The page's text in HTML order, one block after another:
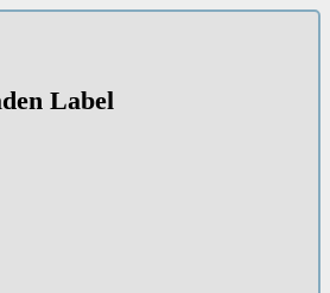
Label